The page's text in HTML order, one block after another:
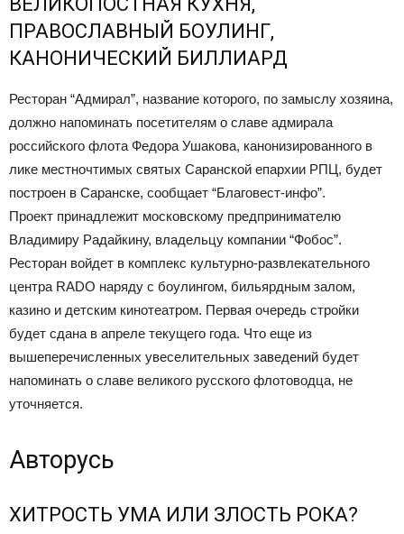
ПРАВОСЛАВНЫЙ БОУЛИНГ,
КАНОНИЧЕСКИЙ БИЛЛИАРД
Ресторан “Адмирал”, название которого, по замыслу хозяина,
должно напоминать посетителям о славе адмирала
российского флота Федора Ушакова, канонизированного в
лике местночтимых святых Саранской епархии РПЦ, будет
построен в Саранске, сообщает “Благовест-инфо”.
Проект принадлежит московскому предпринимателю
Владимиру Радайкину, владельцу компании “Фобос”.
Ресторан войдет в комплекс культурно-развлекательного
центра RADO наряду с боулингом, бильярдным залом,
казино и детским кинотеатром. Первая очередь стройки
будет сдана в апреле текущего года. Что еще из
вышеперечисленных увеселительных заведений будет
напоминать о славе великого русского флотоводца, не
уточняется.
Авторусь
ХИТРОСТЬ УМА ИЛИ ЗЛОСТЬ РОКА?